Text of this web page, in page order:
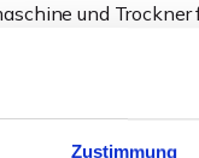
Zustimmung
und
Eigentümer selbst
werden kann. Die